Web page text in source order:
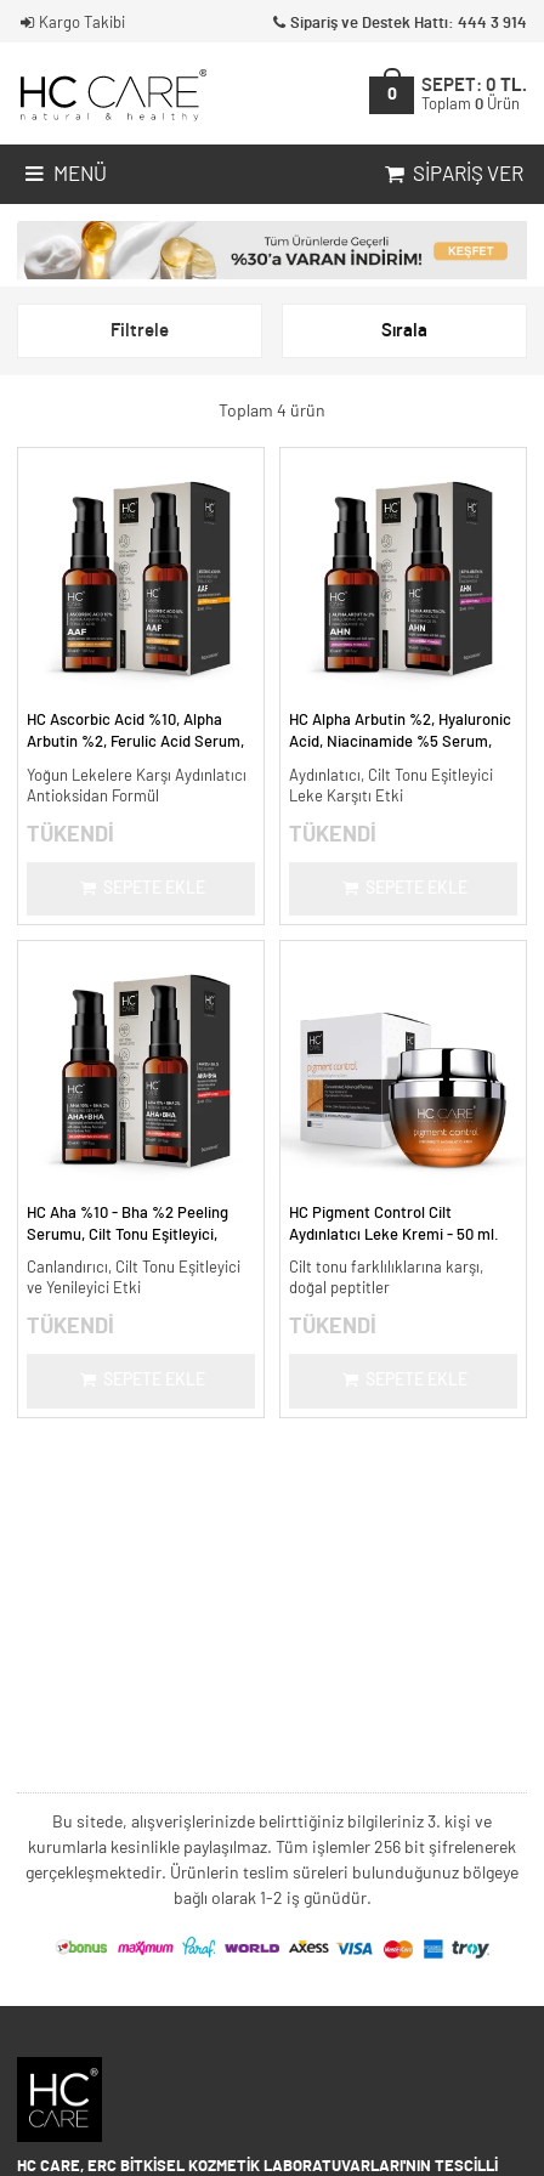
Kargo Takibi Sipariş ve Destek Hattı: 444 3 914
0
SEPET: 0 TL.
Toplam 0 Ürün
MENÜ SIPARIŞ VER
Filtrele Sırala
Toplam 4 ürün
HC Ascorbic Acid %10, Alpha
Arbutin %2, Ferulic Acid Serum,
ml.
Yoğun Lekelere Karşı Aydınlatıcı
Antioksidan Formül
TÜKENDİ
HC Alpha Arbutin %2, Hyaluronic
Acid, Niacinamide %5 Serum,
ml.
Aydınlatıcı, Cilt Tonu Eşitleyici
Leke Karşıtı Etki
TÜKENDİ
HC Aha %10 - Bha %2 Peeling
Serumu, Cilt Tonu Eşitleyici,
Canlandırıcı, Cilt Tonu Eşitleyici
ve Yenileyici Etki
TÜKENDİ
HC Pigment Control Cilt
Aydınlatıcı Leke Kremi - 50 ml.
Cilt tonu farklılıklarına karşı,
doğal peptitler
TÜKENDİ
Bu sitede, alışverişlerinizde belirttiğiniz bilgileriniz 3. kişi ve
kurumlarla kesinlikle paylaşılmaz. Tüm işlemler 256 bit şifrelenerek
gerçekleşmektedir. Ürünlerin teslim süreleri bulunduğunuz bölgeye
bağlı olarak 1-2 iş günüdür.
HC CARE, ERC BITKISEL KOZMETIK LABORATUVARLARI'NIN TESCILLI